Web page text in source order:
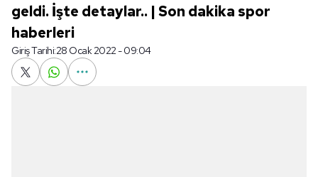
geldi. İşte detaylar.. | Son dakika spor
haberleri
Giriş Tarihi:28 Ocak 2022 - 09:04